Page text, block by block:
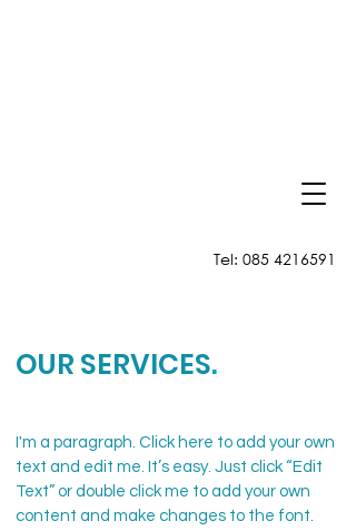
Tel: 085 4216591
OUR SERVICES.
I'm a paragraph. Click here to add your own
text and edit me. It’s easy. Just click “Edit
Text” or double click me to add your own
content and make changes to the font.